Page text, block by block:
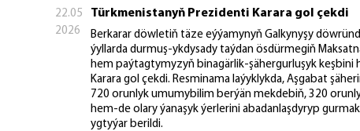
22.05
2026
Türkmenistanyň Prezidenti Karara gol çekdi
Berkarar döwletiň täze eýýamynyň Galkynyşy
ýyllarda durmuş-ykdysady taýdan ösdürmegiň
hem paýtagtymyzyň binagärlik-şähergurluşyk keşbini
Karara gol çekdi. Resminama laýyklykda, Aşgabat
720 orunlyk umumybilim berýän mekdebiň, 320
hem-de olary ýanaşyk ýerlerini abadanlaşdyryp
ygtyýar berildi.